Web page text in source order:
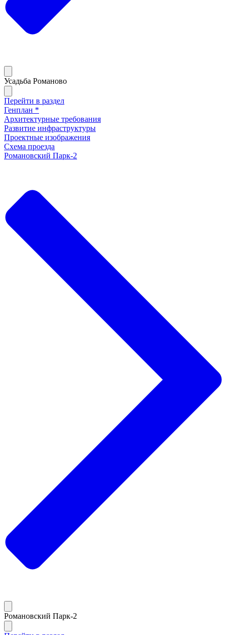
Усадьба Романово
Перейти в раздел
Генплан *
Архитектурные требования
Развитие инфраструктуры
Проектные изображения
Схема проезда
Романовский Парк-2
Романовский Парк-2